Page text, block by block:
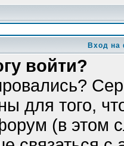
Вход на
войти?
для того,
(в этом